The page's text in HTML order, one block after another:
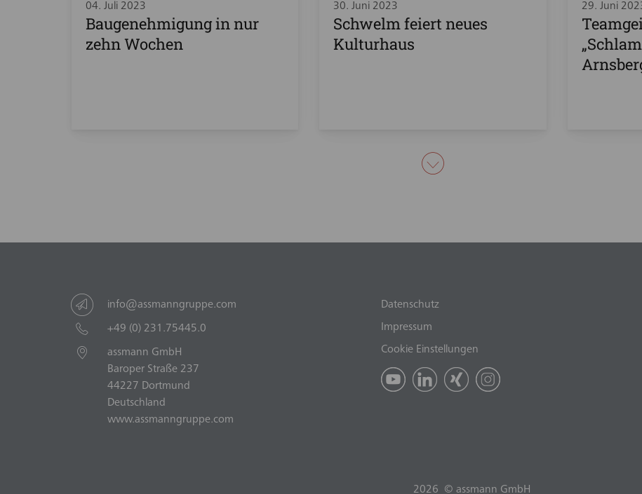
04. Juli 2023
Baugenehmigung in nur
zehn Wochen
30. Juni 2023
Schwelm feiert neues
Kulturhaus
29. Juni
info@assmanngruppe.com
+49 (0) 231.75445.0
assmann GmbH
Baroper Straße 237
44227 Dortmund
Deutschland
www.assmanngruppe.com
Datenschutz
Impressum
Cookie Einstellungen
2026 © assmann GmbH